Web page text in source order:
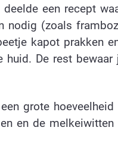
deelde een recept
nodig (zoals
kapot prakken
huid. De rest
grote
en de